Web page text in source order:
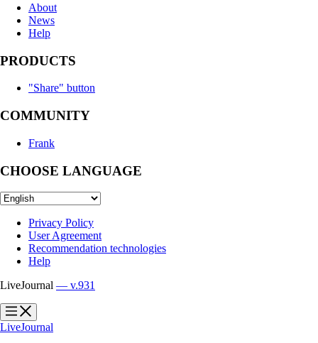
About
News
Help
PRODUCTS
"Share" button
COMMUNITY
Frank
CHOOSE LANGUAGE
Privacy Policy
User Agreement
Recommendation technologies
Help
LiveJournal — v.931
?
?
LiveJournal